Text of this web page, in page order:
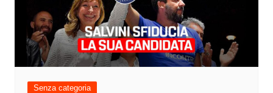
Senza categoria